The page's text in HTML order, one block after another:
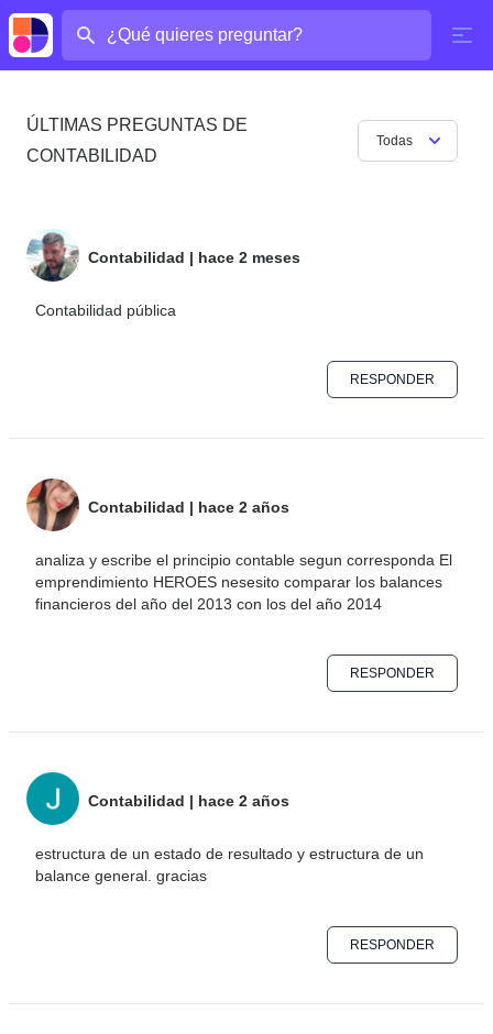
ÚLTIMAS PREGUNTAS DE
CONTABILIDAD
Todas
Contabilidad | hace 2 meses
Contabilidad pública
RESPONDER
Contabilidad | hace 2 años
analiza y escribe el principio contable segun corresponda El
emprendimiento HEROES nesesito comparar los balances
financieros del año del 2013 con los del año 2014
RESPONDER
Contabilidad | hace 2 años
estructura de un estado de resultado y estructura de un
balance general. gracias
RESPONDER